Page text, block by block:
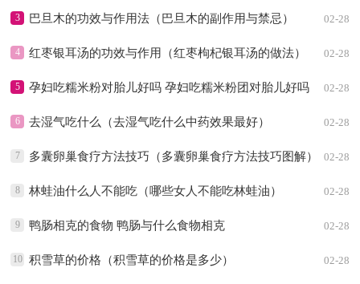
3 02-28
巴旦木的功效与作用法（巴旦木的副作用与禁忌）
4 02-28
红枣银耳汤的功效与作用（红枣枸杞银耳汤的做法）
5 02-28
孕妇吃糯米粉对胎儿好吗 孕妇吃糯米粉团对胎儿好吗
6 02-28
去湿气吃什么（去湿气吃什么中药效果最好）
7 02-28
多囊卵巢食疗方法技巧（多囊卵巢食疗方法技巧图解）
8 02-28
林蛙油什么人不能吃（哪些女人不能吃林蛙油）
9 02-28
鸭肠相克的食物 鸭肠与什么食物相克
10 02-28
积雪草的价格（积雪草的价格是多少）